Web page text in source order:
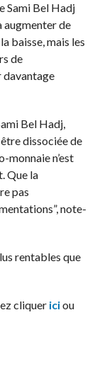
Sami Bel Hadj
augmenter de
baisse, mais les
de
Bel Hadj,
dissociée de
monnaie n’est
Que la
pas
note-
rentables que
cliquer iciou